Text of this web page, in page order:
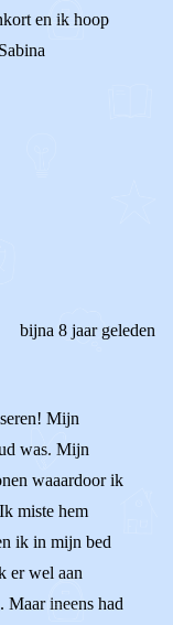
en ik hoop
bijna 8 jaar geleden
Mijn
was. Mijn
waaardoor ik
miste hem
ik in mijn bed
er wel aan
Maar ineens had